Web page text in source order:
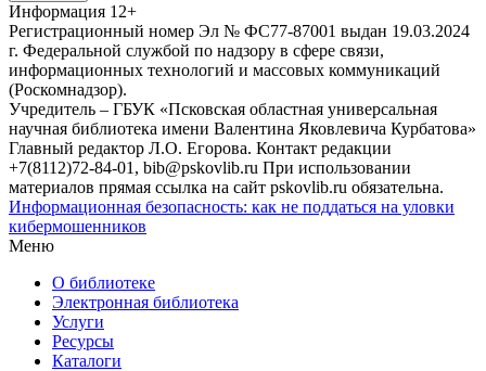
Информация 12+
Регистрационный номер Эл № ФС77-87001 выдан 19.03.2024
г. Федеральной службой по надзору в сфере связи,
информационных технологий и массовых коммуникаций
(Роскомнадзор).
Учредитель – ГБУК «Псковская областная универсальная
научная библиотека имени Валентина Яковлевича Курбатова»
Главный редактор Л.О. Егорова. Контакт редакции
+7(8112)72-84-01, bib@pskovlib.ru При использовании
материалов прямая ссылка на сайт pskovlib.ru обязательна.
Информационная безопасность: как не поддаться на уловки
кибермошенников
Меню
О библиотеке
Электронная библиотека
Услуги
Ресурсы
Каталоги